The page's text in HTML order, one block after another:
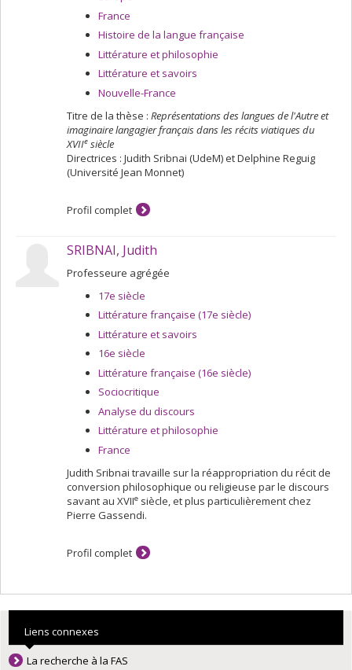
témoignent de leur participation active à un
renouvellement des manières de faire et de
communiquer le savoir. Ma thèse se consacre ainsi à
l’étude de leur geste épistolaire comme pratique
savante et à la mise en place de scénographies du
savoirs et de s’écrire en tant que figures savantes.
France
Histoire de la langue française
Littérature et philosophie
Littérature et savoirs
Nouvelle-France
Titre de la thèse : Représentations des langues de l'Autre et
imaginaire langagier français dans les récits viatiques du
XVIIe siècle
Directrices : Judith Sribnai (UdeM) et Delphine Reguig
(Université Jean Monnet)
Profil complet
SRIBNAI, Judith
Professeure agrégée
17e siècle
Littérature française (17e siècle)
Littérature et savoirs
16e siècle
Littérature française (16e siècle)
Sociocritique
Analyse du discours
Littérature et philosophie
France
Judith Sribnai travaille sur la réappropriation du récit de
conversion philosophique ou religieuse par le discours
savant au XVIIe siècle, et plus particulièrement chez
Pierre Gassendi.
Profil complet
Liens connexes
La recherche à la FAS